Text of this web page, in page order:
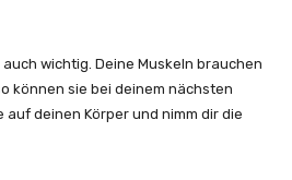
wichtig. Deine Muskeln brauchen
können sie bei deinem nächsten
auf deinen Körper und nimm dir die